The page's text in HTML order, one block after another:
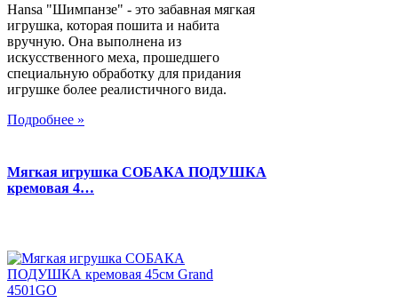
Hansa "Шимпанзе" - это забавная мягкая
игрушка, которая пошита и набита
вручную. Она выполнена из
искусственного меха, прошедшего
специальную обработку для придания
игрушке более реалистичного вида.
Подробнее »
Мягкая игрушка СОБАКА ПОДУШКА
кремовая 4…